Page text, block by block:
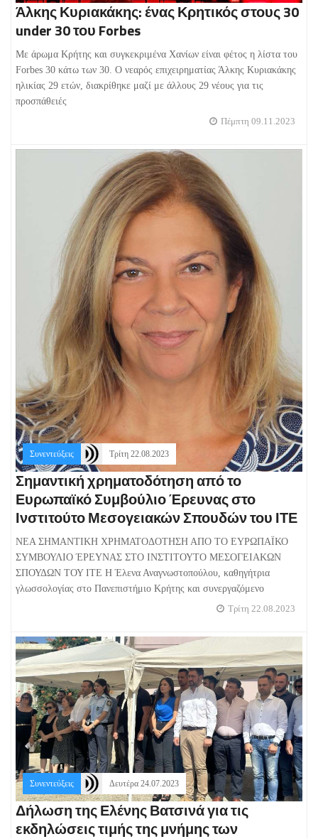
Άλκης Κυριακάκης: ένας Κρητικός στους 30
under 30 του Forbes
Με άρωμα Κρήτης και συγκεκριμένα Χανίων είναι φέτος η λίστα του
Forbes 30 κάτω των 30. Ο νεαρός επιχειρηματίας Άλκης Κυριακάκης
ηλικίας 29 ετών, διακρίθηκε μαζί με άλλους 29 νέους για τις
προσπάθειές
Πέμπτη 09.11.2023
Συνεντεύξεις Τρίτη 22.08.2023
Σημαντική χρηματοδότηση από το
Ευρωπαϊκό Συμβούλιο Έρευνας στο
Ινστιτούτο Μεσογειακών Σπουδών του ΙΤΕ
ΝΕΑ ΣΗΜΑΝΤΙΚΗ ΧΡΗΜΑΤΟΔΟΤΗΣΗ ΑΠΟ ΤΟ ΕΥΡΩΠΑΪΚΟ
ΣΥΜΒΟΥΛΙΟ ΈΡΕΥΝΑΣ ΣΤΟ ΙΝΣΤΙΤΟΥΤΟ ΜΕΣΟΓΕΙΑΚΩΝ
ΣΠΟΥΔΩΝ ΤΟΥ ΙΤΕ Η Έλενα Αναγνωστοπούλου, καθηγήτρια
γλωσσολογίας στο Πανεπιστήμιο Κρήτης και συνεργαζόμενο
Τρίτη 22.08.2023
Συνεντεύξεις Δευτέρα 24.07.2023
Δήλωση της Ελένης Βατσινά για τις
εκδηλώσεις τιμής της μνήμης των